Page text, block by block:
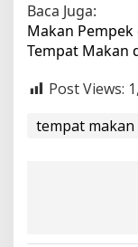
Baca Juga:
Makan Pempek
Tempat Makan
Post Views:
tempat makan